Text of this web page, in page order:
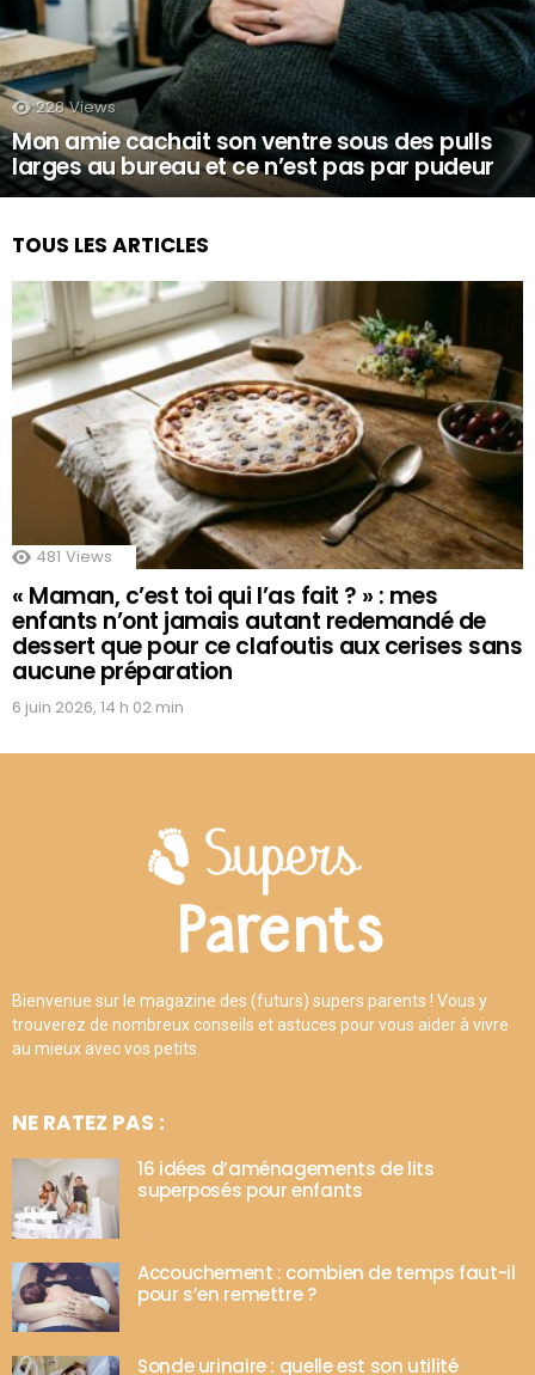
228 Views
Mon amie cachait son ventre sous des pulls
larges au bureau et ce n’est pas par pudeur
TOUS LES ARTICLES
481 Views
« Maman, c’est toi qui l’as fait ? » : mes
enfants n’ont jamais autant redemandé de
dessert que pour ce clafoutis aux cerises sans
aucune préparation
6 juin 2026, 14 h 02 min
Bienvenue sur le magazine des (futurs) supers parents ! Vous y
trouverez de nombreux conseils et astuces pour vous aider à vivre
au mieux avec vos petits.
NE RATEZ PAS :
16 idées d’aménagements de lits
superposés pour enfants
Accouchement : combien de temps faut-il
pour s’en remettre ?
Sonde urinaire : quelle est son utilité